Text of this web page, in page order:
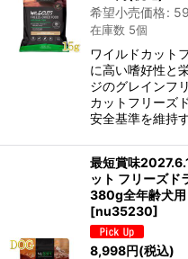
希望小売価格:
在庫数 5個
ワイルドカット
に高い嗜好性と
ジのグレインフ
カットフリーズ
安全基準を維持
最短賞味
ット フリーズ
380g全年齢犬
[nu35230]
8,998円(税込)